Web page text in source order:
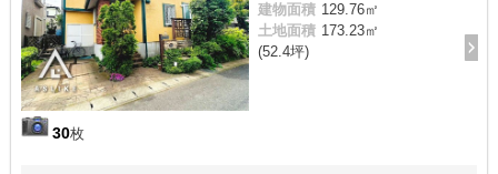
30枚
建物面積 129.76㎡
土地面積 173.23㎡
(52.4坪)